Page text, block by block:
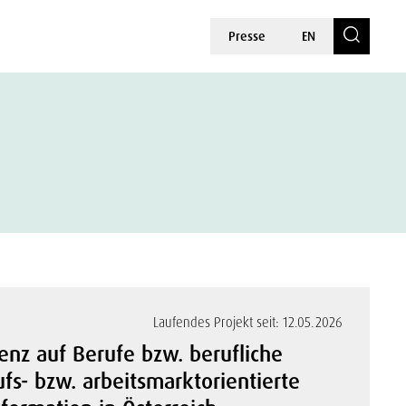
Presse EN
Laufendes Projekt seit: 12.05.2026
auf Berufe bzw. berufliche
bzw. arbeitsmarktorientierte